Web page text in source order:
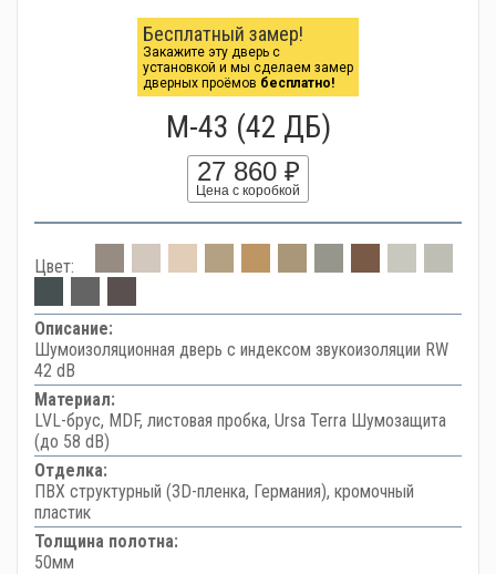
Бесплатный замер!
Закажите эту дверь с
установкой и мы сделаем замер
дверных проёмов бесплатно!
М-43 (42 ДБ)
27 860 ₽
Цена с коробкой
Цвет:
Описание:
Шумоизоляционная дверь с индексом звукоизоляции RW
42 dB
Материал:
LVL-брус, MDF, листовая пробка, Ursa Terra Шумозащита
(до 58 dB)
Отделка:
ПВХ структурный (3D-пленка, Германия), кромочный
пластик
Толщина полотна:
50мм